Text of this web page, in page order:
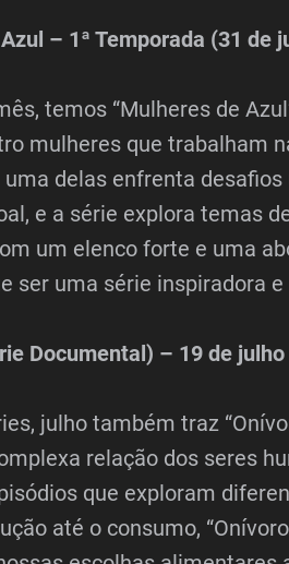
– 1ª Temporada (31 de
temos “Mulheres de
mulheres que trabalham
uma delas enfrenta
e a série explora temas
um elenco forte e uma
ser uma série inspiradora
Documental) – 19 de julho
julho também traz
relação dos seres
que exploram
até o consumo,